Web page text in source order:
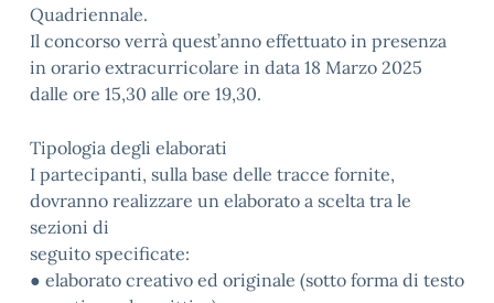
Quadriennale.
Il concorso verrà quest’anno effettuato in presenza
in orario extracurricolare in data 18 Marzo 2025
dalle ore 15,30 alle ore 19,30.
Tipologia degli elaborati
I partecipanti, sulla base delle tracce fornite,
dovranno realizzare un elaborato a scelta tra le
sezioni di
seguito specificate:
● elaborato creativo ed originale (sotto forma di testo